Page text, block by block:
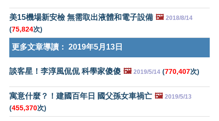
美15機場新安檢 無需取出液體和電子設備 🖼️ 2018/8/14
(75,824次)
更多文章導讀： 2019年5月13日
談客星！李淳風侃侃 科學家傻傻 🖼️ 2019/5/14 (770,407次)
寓意什麼？！建國百年日 國父孫女車禍亡 🖼️ 2019/5/13
(455,370次)